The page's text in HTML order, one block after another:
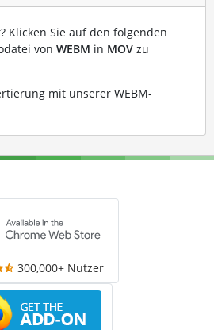
Klicken Sie auf den folgenden
von WEBM in MOVzu
mit unserer WEBM-
300,000+ Nutzer